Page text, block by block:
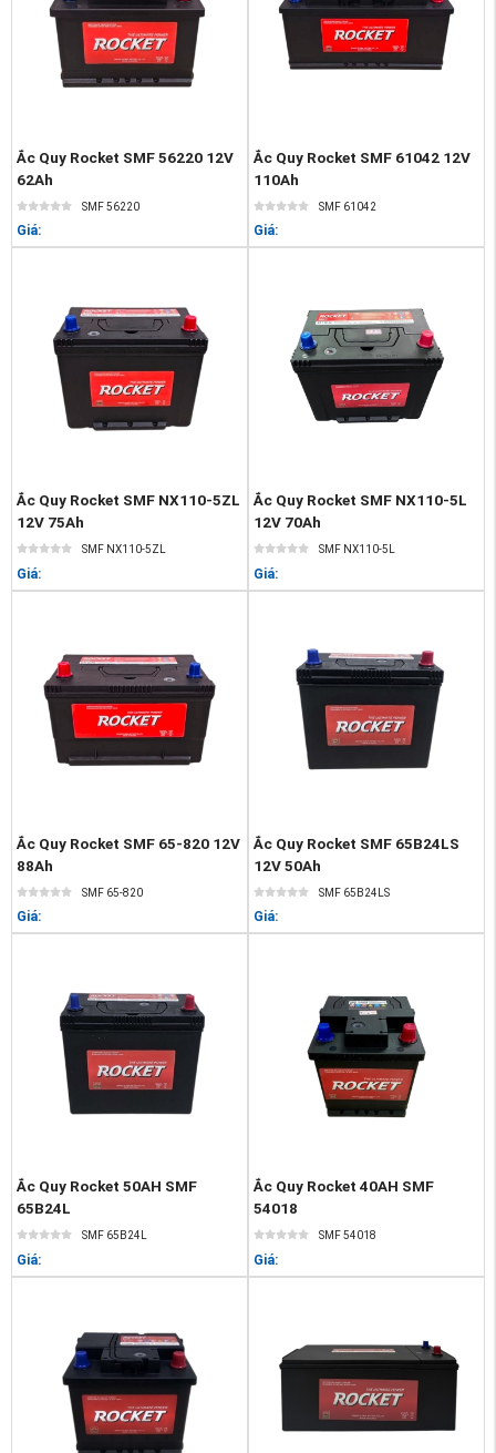
Ắc Quy Rocket SMF 56220 12V
62Ah
SMF 56220
Giá:
Ắc Quy Rocket SMF 61042 12V
110Ah
SMF 61042
Giá:
Ắc Quy Rocket SMF NX110-5ZL
12V 75Ah
SMF NX110-5ZL
Giá:
Ắc Quy Rocket SMF NX110-5L
12V 70Ah
SMF NX110-5L
Giá:
Ắc Quy Rocket SMF 65-820 12V
88Ah
SMF 65-820
Giá:
Ắc Quy Rocket SMF 65B24LS
12V 50Ah
SMF 65B24LS
Giá:
Ắc Quy Rocket 50AH SMF
65B24L
SMF 65B24L
Giá:
Ắc Quy Rocket 40AH SMF
54018
SMF 54018
Giá: